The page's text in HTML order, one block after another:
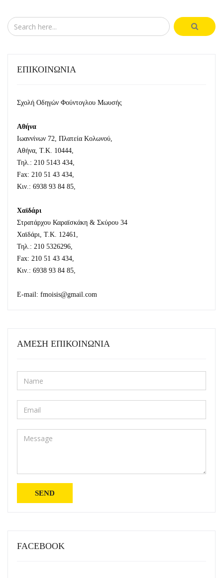
ΕΠΙΚΟΙΝΩΝΙΑ
Σχολή Οδηγών Φούντογλου Μωυσής
Αθήνα
Ιωαννίνων 72, Πλατεία Κολωνού,
Αθήνα, Τ.Κ. 10444,
Τηλ.: 210 5143 434,
Fax: 210 51 43 434,
Κιν.: 6938 93 84 85,
Χαϊδάρι
Στρατάρχου Καραϊσκάκη & Σκύρου 34
Χαϊδάρι, Τ.Κ. 12461,
Τηλ.: 210 5326296,
Fax: 210 51 43 434,
Κιν.: 6938 93 84 85,
E-mail: fmoisis@gmail.com
ΑΜΕΣΗ ΕΠΙΚΟΙΝΩΝΙΑ
FACEBOOK